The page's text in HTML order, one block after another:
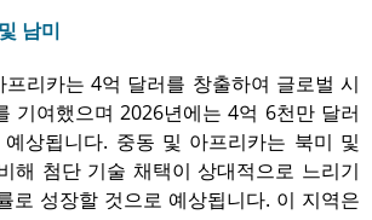
남미
리카는 4억 달러를 창출하여 글로벌 시
기여했으며 2026년에는 4억 6천만 달러
상됩니다. 중동 및 아프리카는 북미 및
해 첨단 기술 채택이 상대적으로 느리기
로 성장할 것으로 예상됩니다. 이 지역은